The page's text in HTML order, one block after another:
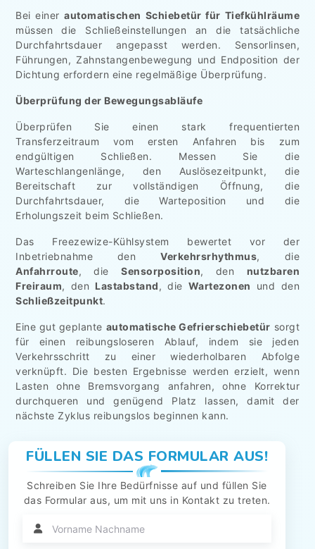
Bei einerautomatischen Schiebetür für Tiefkühlräume
müssen die Schließeinstellungen an die tatsächliche
Durchfahrtsdauer angepasst werden. Sensorlinsen,
Führungen, Zahnstangenbewegung und Endposition der
Dichtung erfordern eine regelmäßige Überprüfung.
Überprüfung der Bewegungsabläufe
Überprüfen Sie einen stark frequentierten
Transferzeitraum vom ersten Anfahren bis zum
endgültigen Schließen. Messen Sie die
Warteschlangenlänge, den Auslösezeitpunkt, die
Bereitschaft zur vollständigen Öffnung, die
Durchfahrtsdauer, die Warteposition und die
Erholungszeit beim Schließen.
Das Freezewize-Kühlsystem bewertet vor der
Inbetriebnahme denVerkehrsrhythmus, die
Anfahrroute, die Sensorposition, den nutzbaren
Freiraum, den Lastabstand, die Wartezonen
und den
Schließzeitpunkt.
Eine gut geplante automatische Gefrierschiebetür sorgt
für einen reibungsloseren Ablauf, indem sie jeden
Verkehrsschritt zu einer wiederholbaren Abfolge
verknüpft. Die besten Ergebnisse werden erzielt, wenn
Lasten ohne Bremsvorgang anfahren, ohne Korrektur
durchqueren und genügend Platz lassen, damit der
nächste Zyklus reibungslos beginnen kann.
FÜLLEN SIE DAS FORMULAR AUS!
Schreiben Sie Ihre Bedürfnisse auf und füllen Sie
das Formular aus, um mit uns in Kontakt zu treten.